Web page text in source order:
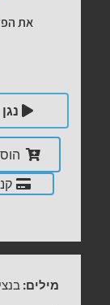
את
מילים: